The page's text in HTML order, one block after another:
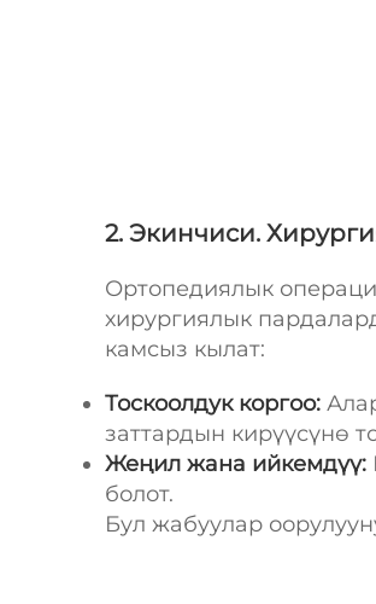
2. Экинчиси.
Ортопедиялык
хирургиялык
камсыз кылат:
Тоскоолдук коргоо:
заттардын кирүүсүнө
Жеңил жана ийкемдүү:
болот.
Бул жабуулар